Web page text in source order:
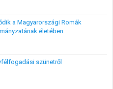
a Magyarországi Romák
életében
szünetről